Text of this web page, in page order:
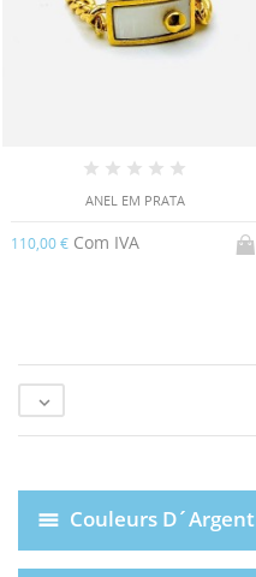
Couleurs D´Argent
ANEL EM PRATA
110,00 € Com IVA
